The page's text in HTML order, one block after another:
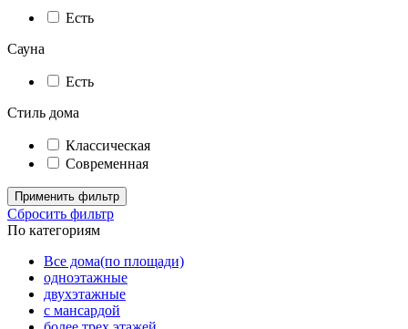
Есть
Сауна
Есть
Стиль дома
Классическая
Современная
Применить фильтр
Сбросить фильтр
По категориям
Все дома(по площади)
одноэтажные
двухэтажные
с мансардой